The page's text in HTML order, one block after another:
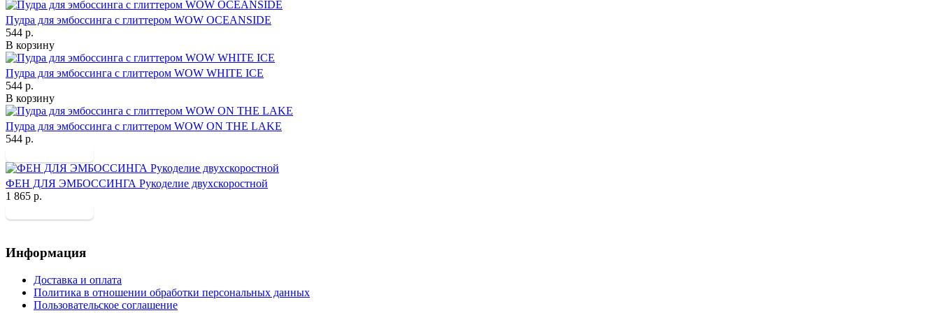
Пудра для эмбоссинга с глиттером WOW OCEANSIDE
544 р.
В корзину
Пудра для эмбоссинга с глиттером WOW WHITE ICE
544 р.
В корзину
Пудра для эмбоссинга с глиттером WOW ON THE LAKE
544 р.
ФЕН ДЛЯ ЭМБОССИНГА Рукоделие двухскоростной
1 865 р.
Информация
Доставка и оплата
Политика в отношении обработки персональных данных
Пользовательское соглашение